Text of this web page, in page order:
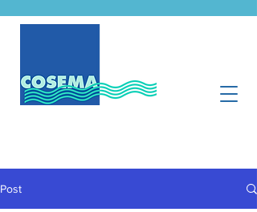
Post